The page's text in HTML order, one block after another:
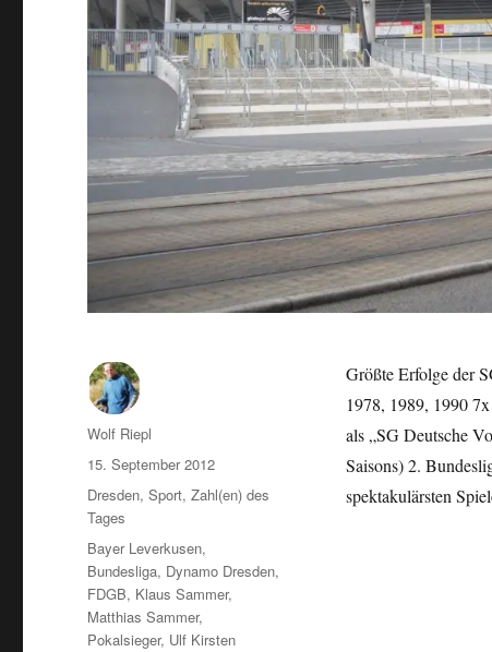
Größte Erfolge der
1978, 1989, 1990
als „SG Deutsche
Saisons) 2.
spektakulärsten
Autor
Wolf Riepl
Veröffentlicht
am
15. September 2012
Kategorien
Dresden,Sport,Zahl(en) des
Tages
Schlagwörter
Bayer Leverkusen,
Bundesliga, Dynamo Dresden,
FDGB, Klaus Sammer,
Matthias Sammer,
Pokalsieger, Ulf Kirsten